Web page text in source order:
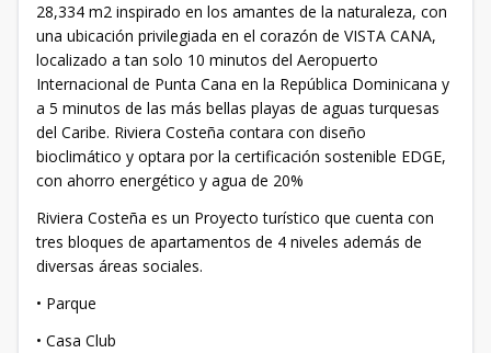
28,334 m2 inspirado en los amantes de la naturaleza, con
una ubicación privilegiada en el corazón de VISTA CANA,
localizado a tan solo 10 minutos del Aeropuerto
Internacional de Punta Cana en la República Dominicana y
a 5 minutos de las más bellas playas de aguas turquesas
del Caribe. Riviera Costeña contara con diseño
bioclimático y optara por la certificación sostenible EDGE,
con ahorro energético y agua de 20%
Riviera Costeña es un Proyecto turístico que cuenta con
tres bloques de apartamentos de 4 niveles además de
diversas áreas sociales.
• Parque
• Casa Club